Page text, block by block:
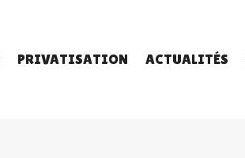
PRIVATISATION ACTUALITÉS